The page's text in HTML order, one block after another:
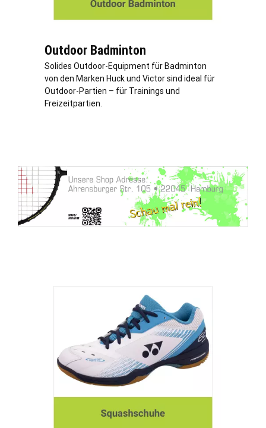
Outdoor Badminton
Solides Outdoor-Equipment für Badminton
von den Marken Huck und Victor sind ideal für
Outdoor-Partien – für Trainings und
Freizeitpartien.